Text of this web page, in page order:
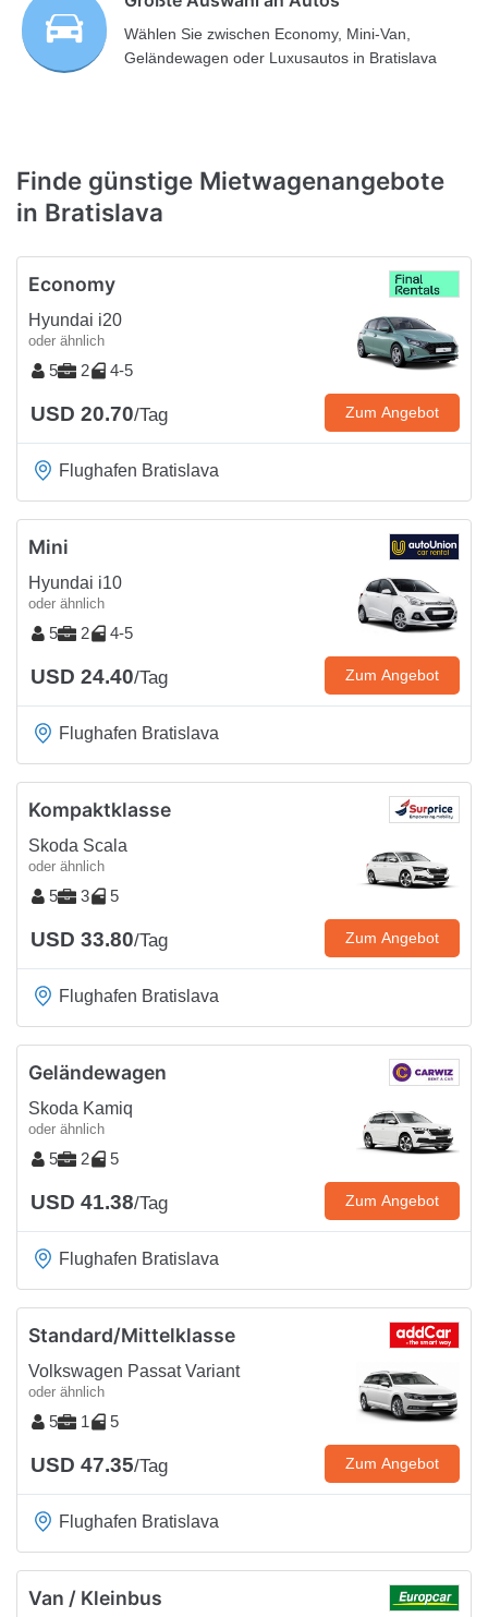
Wählen Sie zwischen Economy, Mini-Van,
Geländewagen oder Luxusautos in Bratislava
Finde günstige Mietwagenangebote
in Bratislava
Economy
Hyundai i20
oder ähnlich
5 2 4-5
USD 20.70/Tag Zum Angebot
Flughafen Bratislava
Mini
Hyundai i10
oder ähnlich
5 2 4-5
USD 24.40/Tag Zum Angebot
Flughafen Bratislava
Kompaktklasse
Skoda Scala
oder ähnlich
5 3 5
USD 33.80/Tag Zum Angebot
Flughafen Bratislava
Geländewagen
Skoda Kamiq
oder ähnlich
5 2 5
USD 41.38/Tag Zum Angebot
Flughafen Bratislava
Standard/Mittelklasse
Volkswagen Passat Variant
oder ähnlich
5 1 5
USD 47.35/Tag Zum Angebot
Flughafen Bratislava
Van / Kleinbus